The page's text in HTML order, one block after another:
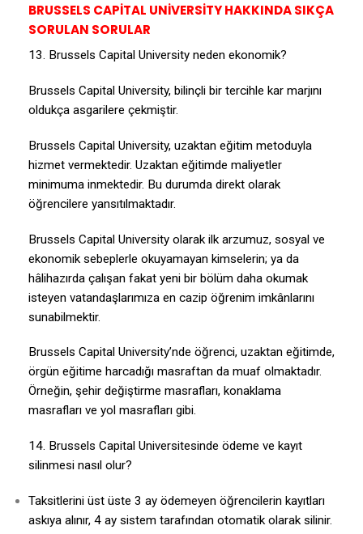
BRUSSELS CAPİTAL UNİVERSİTY HAKKINDA SIKÇA
SORULAN SORULAR
13. Brussels Capital University neden ekonomik?
Brussels Capital University, bilinçli bir tercihle kar marjını
oldukça asgarilere çekmiştir.
Brussels Capital University, uzaktan eğitim metoduyla
hizmet vermektedir. Uzaktan eğitimde maliyetler
minimuma inmektedir. Bu durumda direkt olarak
öğrencilere yansıtılmaktadır.
Brussels Capital University olarak ilk arzumuz, sosyal ve
ekonomik sebeplerle okuyamayan kimselerin; ya da
hâlihazırda çalışan fakat yeni bir bölüm daha okumak
isteyen vatandaşlarımıza en cazip öğrenim imkânlarını
sunabilmektir.
Brussels Capital University’nde öğrenci, uzaktan eğitimde,
örgün eğitime harcadığı masraftan da muaf olmaktadır.
Örneğin, şehir değiştirme masrafları, konaklama
masrafları ve yol masrafları gibi.
14. Brussels Capital Universitesinde ödeme ve kayıt
silinmesi nasıl olur?
Taksitlerini üst üste 3 ay ödemeyen öğrencilerin kayıtları
askıya alınır, 4 ay sistem tarafından otomatik olarak silinir.